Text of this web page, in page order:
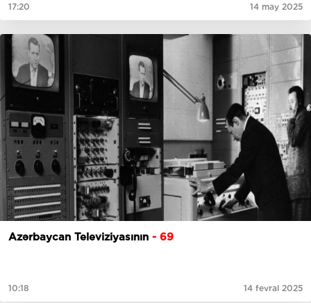
17:20 14 may 2025
Azərbaycan Televiziyasının - 69
10:18 14 fevral 2025